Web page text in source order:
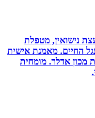
נישואין, מטפלת
החיים. מאמנת אישית
אדלר. מומחית